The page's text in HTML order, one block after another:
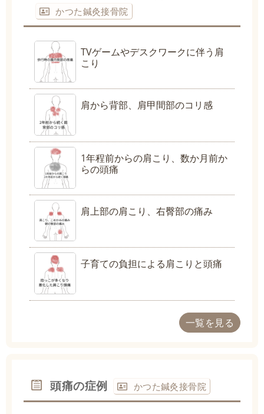
かつた鍼灸接骨院
TVゲームやデスクワークに伴う肩
こり
肩から背部、肩甲間部のコリ感
1年程前からの肩こり、数か月前か
らの頭痛
肩上部の肩こり、右臀部の痛み
子育ての負担による肩こりと頭痛
一覧を見る
頭痛の症例 かつた鍼灸接骨院